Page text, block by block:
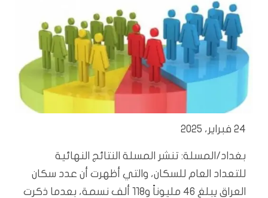
24 فبراير، 2025
بغداد/المسلة: تنشر المسلة النتائج النهائية
للتعداد العام للسكان، والتي أظهرت أن عدد سكان
العراق يبلغ 46 مليوناً و118 ألف نسمة، بعدما ذكرت